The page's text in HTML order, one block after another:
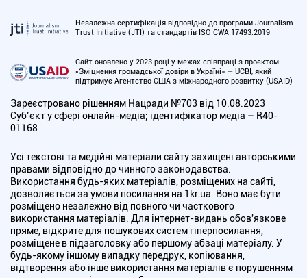
Незалежна сертифікація відповідно до програми Journalism
Trust Initiative (JTI) та стандартів ISO CWA 17493:2019
Сайт оновлено у 2023 році у межах співпраці з проєктом
«Зміцнення громадської довіри в Україні» — UCBI, який
підтримує Агентство США з міжнародного розвитку (USAID)
Зареєстровано рішенням Нацради №703 від 10.08.2023
Cуб’єкт у сфері онлайн-медіа; ідентифікатор медіа – R40-
01168
Усі текстові та медійні матеріали сайту захищені авторськими
правами відповідно до чинного законодавства.
Використання будь-яких матеріалів, розміщених на сайті,
дозволяється за умови посилання на 1kr.ua. Воно має бути
розміщено незалежно від повного чи часткового
використання матеріалів. Для інтернет-видань обов'язкове
пряме, відкрите для пошукових систем гіперпосилання,
розміщене в підзаголовку або першому абзаці матеріалу. У
будь-якому іншому випадку передрук, копіювання,
відтворення або інше використання матеріалів є порушенням